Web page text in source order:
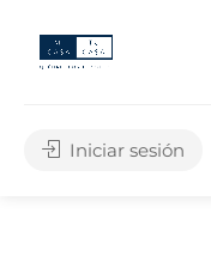
Iniciar sesión